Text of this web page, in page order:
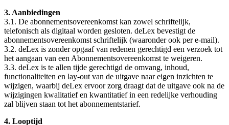
3. Aanbiedingen
3.1. De abonnementsovereenkomst kan zowel schriftelijk,
telefonisch als digitaal worden gesloten. deLex bevestigt de
abonnementsovereenkomst schriftelijk (waaronder ook per e-mail).
3.2. deLex is zonder opgaaf van redenen gerechtigd een verzoek tot
het aangaan van een Abonnementsovereenkomst te weigeren.
3.3. deLex is te allen tijde gerechtigd de omvang, inhoud,
functionaliteiten en lay-out van de uitgave naar eigen inzichten te
wijzigen, waarbij deLex ervoor zorg draagt dat de uitgave ook na de
wijzigingen kwalitatief en kwantitatief in een redelijke verhouding
zal blijven staan tot het abonnementstarief.
4. Looptijd